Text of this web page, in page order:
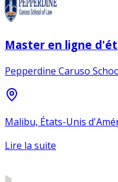
Master en ligne
Pepperdine Caruso
Malibu, États-Unis
Lire la suite